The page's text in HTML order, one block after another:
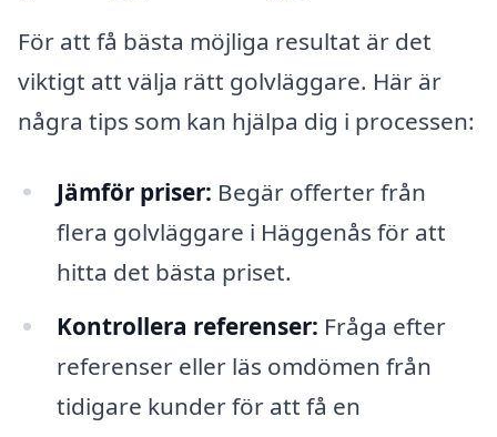
För att få bästa möjliga resultat är det
viktigt att välja rätt golvläggare. Här är
några tips som kan hjälpa dig i processen:
Jämför priser: Begär offerter från
flera golvläggare i Häggenås för att
hitta det bästa priset.
Kontrollera referenser: Fråga efter
referenser eller läs omdömen från
tidigare kunder för att få en